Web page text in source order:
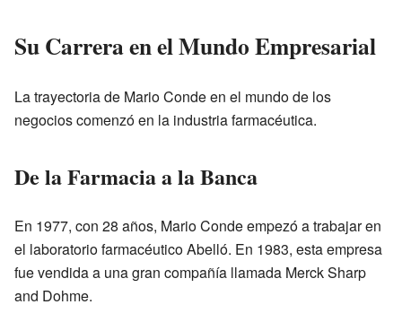
Su Carrera en el Mundo Empresarial
La trayectoria de Mario Conde en el mundo de los
negocios comenzó en la industria farmacéutica.
De la Farmacia a la Banca
En 1977, con 28 años, Mario Conde empezó a trabajar en
el laboratorio farmacéutico Abelló. En 1983, esta empresa
fue vendida a una gran compañía llamada Merck Sharp
and Dohme.